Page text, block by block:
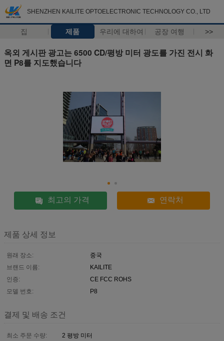
SHENZHEN KAILITE OPTOELECTRONIC TECHNOLOGY CO., LTD
집 제품 우리에 대하여 공장 여행 >>
옥외 게시판 광고는 6500 CD/평방 미터 광도를 가진 전시 화
면 P8를 지도했습니다
최고의 가격 연락처
제품 상세 정보
원래 장소:
중국
브랜드 이름:
KAILITE
인증:
CE FCC ROHS
모델 번호:
P8
결제 및 배송 조건
최소 주문 수량:
2 평방 미터